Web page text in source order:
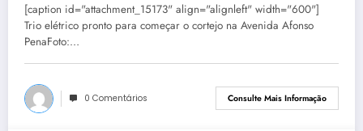
[caption id="attachment_15173" align="alignleft" width="600"]
Trio elétrico pronto para começar o cortejo na Avenida Afonso
PenaFoto:…
0 Comentários Consulte Mais Informação